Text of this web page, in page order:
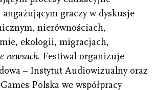
graczy w dyskusje
nierównościach,
ekologii, migracjach,
newsach. Festiwal organizuje
– Instytut Audiowizualny oraz
Polska we współpracy